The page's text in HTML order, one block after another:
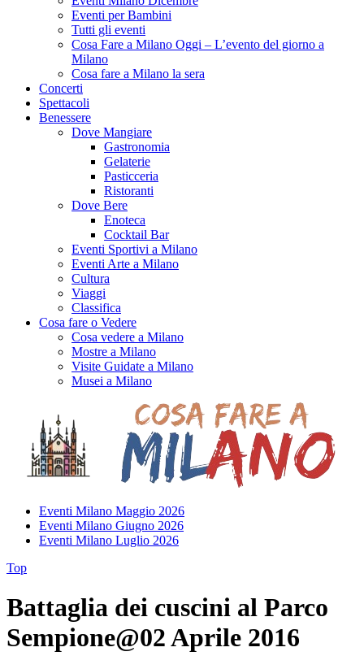
Eventi per Bambini
Tutti gli eventi
Cosa Fare a Milano Oggi – L’evento del giorno a
Milano
Cosa fare a Milano la sera
Concerti
Spettacoli
Benessere
Dove Mangiare
Gastronomia
Gelaterie
Pasticceria
Ristoranti
Dove Bere
Enoteca
Cocktail Bar
Eventi Sportivi a Milano
Eventi Arte a Milano
Cultura
Viaggi
Classifica
Cosa fare o Vedere
Cosa vedere a Milano
Mostre a Milano
Visite Guidate a Milano
Musei a Milano
Eventi Milano Maggio 2026
Eventi Milano Giugno 2026
Eventi Milano Luglio 2026
Top
Battaglia dei cuscini al Parco
Sempione@02 Aprile 2016